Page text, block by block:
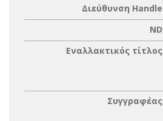
Διεύθυνση Handle
ND
Εναλλακτικός τίτλος
Συγγραφέας